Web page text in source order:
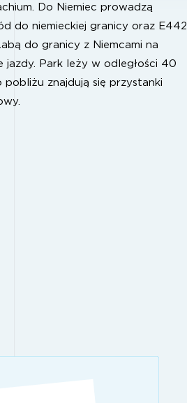
Do Niemiec prowadzą
do niemieckiej granicy oraz E442
do granicy z Niemcami na
jazdy. Park leży w odległości 40
pobliżu znajdują się przystanki